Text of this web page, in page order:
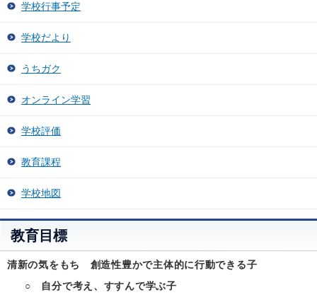
学校行事予定
学校だより
うちガク
オンライン学習
学校評価
教育課程
学校地図
教育目標
清新の気をもち 創造性豊かで主体的に行動できる子
○ 自分で考え、すすんで学ぶ子